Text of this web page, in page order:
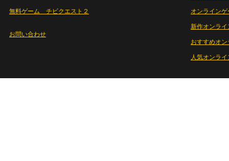
無料ゲーム チビクエスト２
お問い合わせ
オンライン
新作オンライ
おすすめオ
人気オンラ